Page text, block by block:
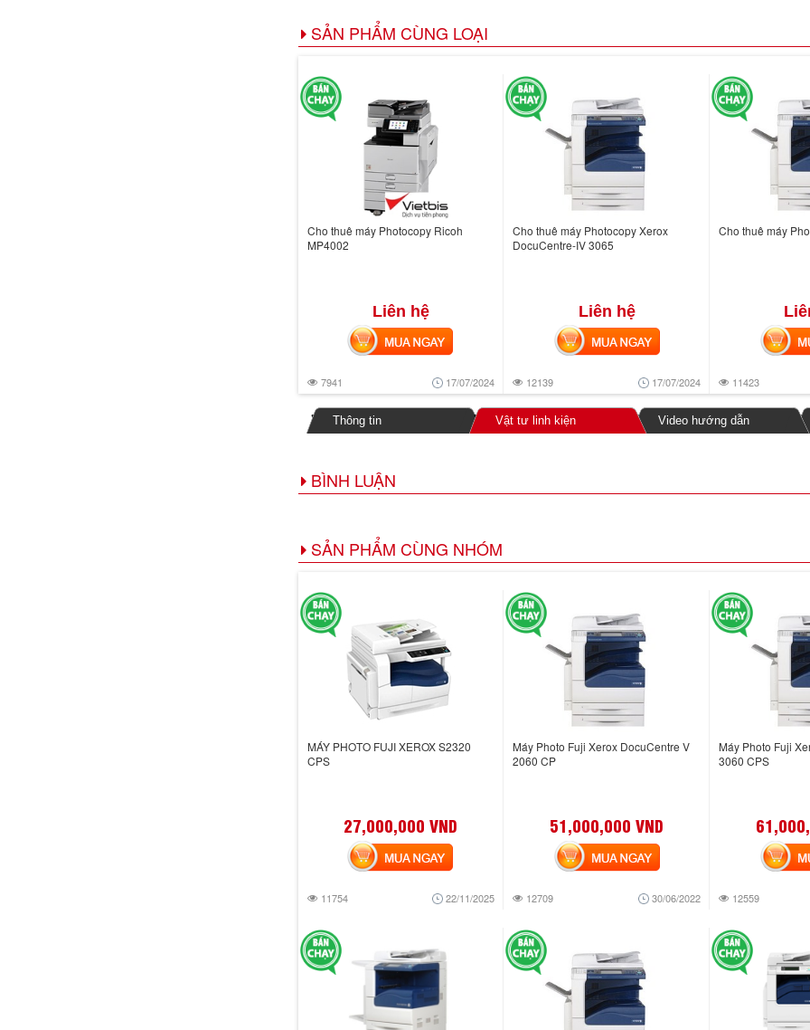
SẢN PHẨM CÙNG LOẠI
Cho thuê máy Photocopy Ricoh
MP4002
Liên hệ
7941 17/07/2024
MUA NGAY
Cho thuê máy Photocopy Xerox
DocuCentre-IV 3065
Liên hệ
12139 17/07/2024
MUA NGAY
Cho thuê máy
11423
Thông tin Vật tư linh kiện Video hướng dẫn
BÌNH LUẬN
SẢN PHẨM CÙNG NHÓM
MÁY PHOTO FUJI XEROX S2320
CPS
27,000,000 VND
11754 22/11/2025
MUA NGAY
Máy Photo Fuji Xerox DocuCentre V
2060 CP
51,000,000 VND
12709 30/06/2022
MUA NGAY
Máy Photo Fuji
3060 CPS
12559